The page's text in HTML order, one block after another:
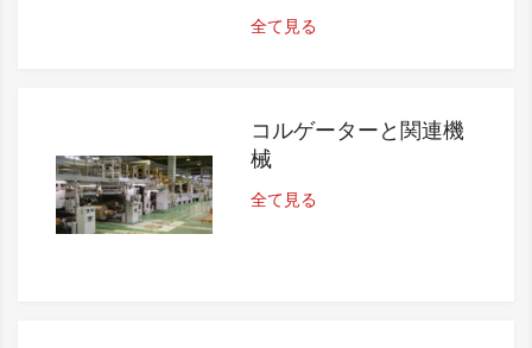
全て見る
コルゲーターと関連機
械
全て見る